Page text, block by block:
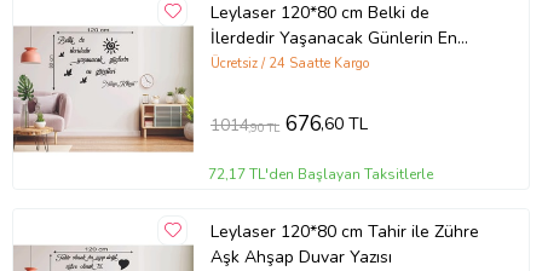
Leylaser 120*80 cm Belki de
İlerdedir Yaşanacak Günlerin En
Güzeli Ahşap Duvar Yazısı
Ücretsiz / 24 Saatte Kargo
1014,90 TL 676,60 TL
72,17 TL'den Başlayan Taksitlerle
Leylaser 120*80 cm Tahir ile Zühre
Aşk Ahşap Duvar Yazısı